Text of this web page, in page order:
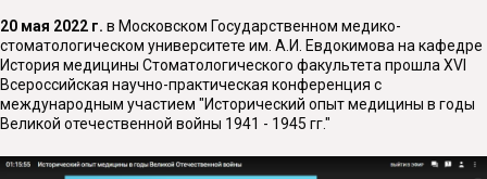
20 мая 2022 г. в Московском Государственном медико-
стоматологическом университете им. А.И. Евдокимова на кафедре
История медицины Стоматологического факультета прошла XVI
Всероссийская научно-практическая конференция с
международным участием "Исторический опыт медицины в годы
Великой отечественной войны 1941 - 1945 гг."